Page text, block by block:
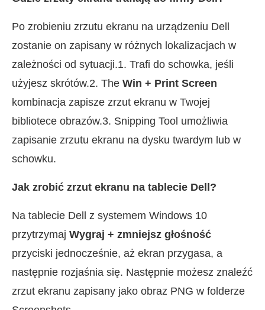
Po zrobieniu zrzutu ekranu na urządzeniu Dell
zostanie on zapisany w różnych lokalizacjach w
zależności od sytuacji.1. Trafi do schowka, jeśli
użyjesz skrótów.2. The Win + Print Screen
kombinacja zapisze zrzut ekranu w Twojej
bibliotece obrazów.3. Snipping Tool umożliwia
zapisanie zrzutu ekranu na dysku twardym lub w
schowku.
Jak zrobić zrzut ekranu na tablecie Dell?
Na tablecie Dell z systemem Windows 10
przytrzymaj Wygraj + zmniejsz głośność
przyciski jednocześnie, aż ekran przygasa, a
następnie rozjaśnia się. Następnie możesz znaleźć
zrzut ekranu zapisany jako obraz PNG w folderze